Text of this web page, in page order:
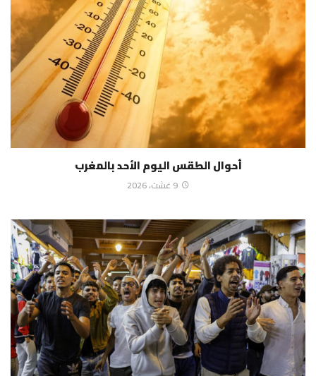
أحوال الطقس اليوم الأحد بالمغرب
9 غشت، 2026